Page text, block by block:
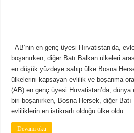
AB’nin en genç üyesi Hırvatistan’da,
boşanırken, diğer Batı Balkan ülkeleri
en düşük yüzdeye sahip ülke Bosna
ülkelerini kapsayan evlilik ve boşanma
(AB) en genç üyesi Hırvatistan’da,
biri boşanırken, Bosna Hersek, diğer Batı
evliliklerin en istikrarlı olduğu ülke oldu. …
Devamı oku